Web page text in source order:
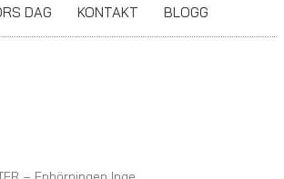
DAG KONTAKT BLOGG